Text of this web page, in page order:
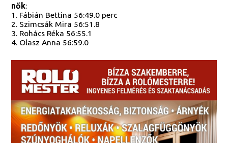
nők:
1. Fábián Bettina 56:49.0 perc
2. Szimcsák Mira 56:51.8
3. Rohács Réka 56:55.1
4. Olasz Anna 56:59.0